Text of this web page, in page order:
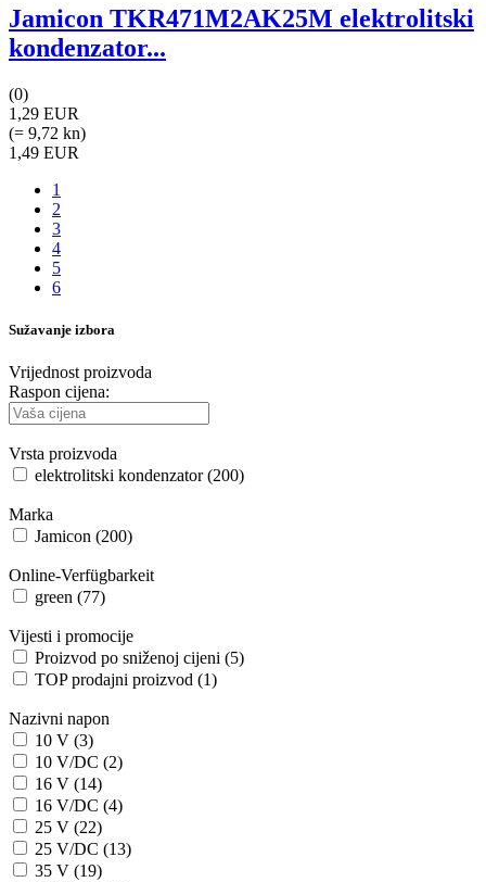
Jamicon TKR471M2AK25M elektrolitski
kondenzator...
(0)
1,29 EUR
(= 9,72 kn)
1,49 EUR
1
2
3
4
5
6
Sužavanje izbora
Vrijednost proizvoda
Raspon cijena:
Vrsta proizvoda
elektrolitski kondenzator (200)
Marka
Jamicon (200)
Online-Verfügbarkeit
green (77)
Vijesti i promocije
Proizvod po sniženoj cijeni (5)
TOP prodajni proizvod (1)
Nazivni napon
10 V (3)
10 V/DC (2)
16 V (14)
16 V/DC (4)
25 V (22)
25 V/DC (13)
35 V (19)